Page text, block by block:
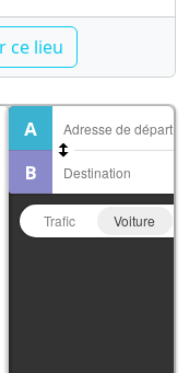
Trafic Voiture